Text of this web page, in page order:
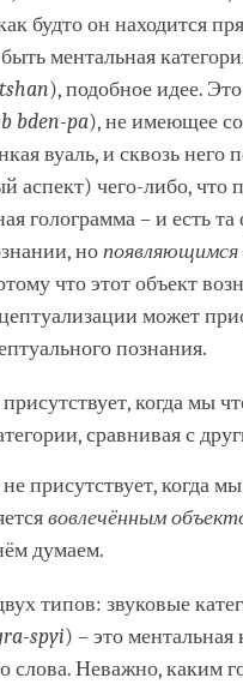
будто он находится
ментальная
), подобное идее.
bden-pa), не имеющее
вуаль, и сквозь него
аспект) чего-либо, что
голограмма – и есть та
но
что этот объект
может
познания.
когда мы
сравнивая с
присутствует, когда
вовлечённым
думаем.
типов: звуковые
-spyi) – это ментальная
слова. Неважно, каким